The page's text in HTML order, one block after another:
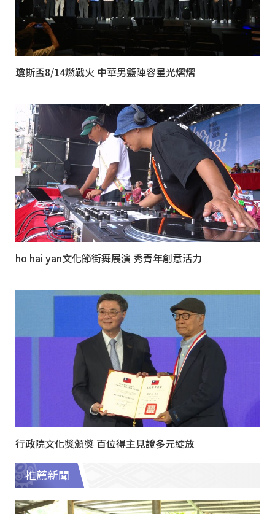
瓊斯盃8/14燃戰火 中華男籃陣容星光熠熠
ho hai yan文化節街舞展演 秀青年創意活力
行政院文化獎頒獎 百位得主見證多元綻放
推薦新聞